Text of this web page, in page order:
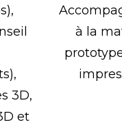
3D,
et
à la